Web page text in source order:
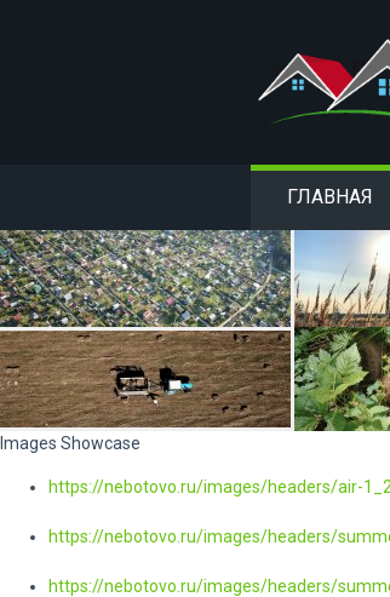
ГЛАВНАЯ
Images Showcase
https://nebotovo.ru/images/headers/air-
https://nebotovo.ru/images/headers/
https://nebotovo.ru/images/headers/